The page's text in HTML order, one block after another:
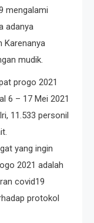
mengalami
adanya
Karenanya
mudik.⁣
progo 2021
6 – 17 Mei 2021
11.533 personil
yang ingin
2021 adalah
covid19
protokol